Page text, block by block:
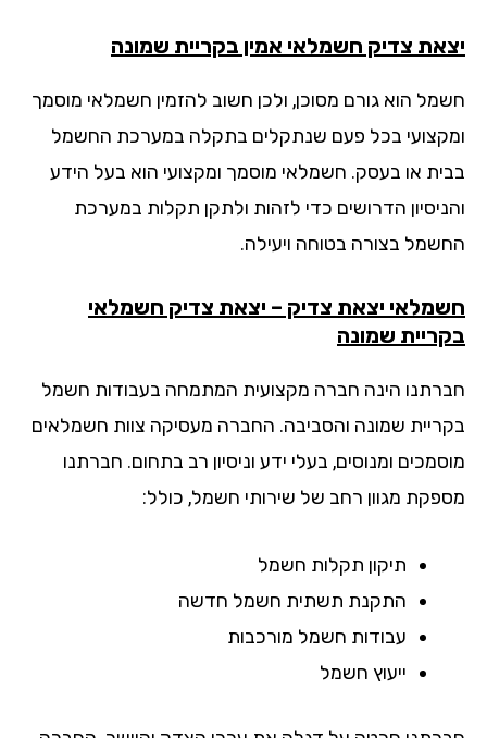
צדיק חשמלאי אמיןבקריית שמונה
הוא גורם מסוכן, ולכן חשוב להזמין חשמלאי מוסמך
בכל פעם שנתקלים בתקלה במערכת החשמל
או בעסק. חשמלאי מוסמך ומקצועי הוא בעל הידע
הדרושים כדי לזהות ולתקן תקלות במערכת
בצורה בטוחה ויעילה.
יצאת צדיק – יצאת צדיק חשמלאי
שמונה
הינה חברה מקצועית המתמחה בעבודות חשמל
שמונה והסביבה. החברה מעסיקה צוות חשמלאים
ומנוסים, בעלי ידע וניסיון רב בתחום. חברתנו
מגוון רחב של שירותי חשמל, כולל:
תיקון תקלות חשמל
התקנת תשתית חשמל חדשה
עבודות חשמל מורכבות
ייעוץ חשמל